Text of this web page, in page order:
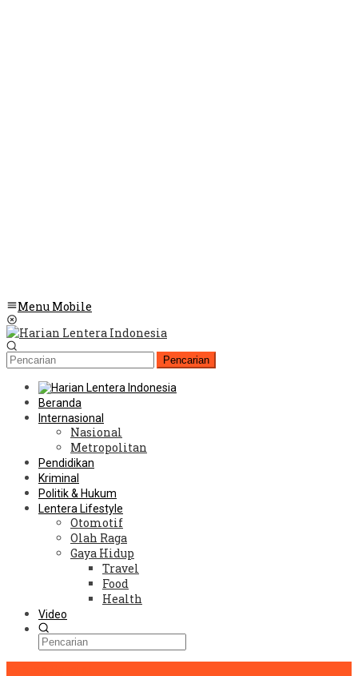
Menu Mobile
Pencarian
Beranda
Internasional
Nasional
Metropolitan
Pendidikan
Kriminal
Politik & Hukum
Lentera Lifestyle
Otomotif
Olah Raga
Gaya Hidup
Travel
Food
Health
Video